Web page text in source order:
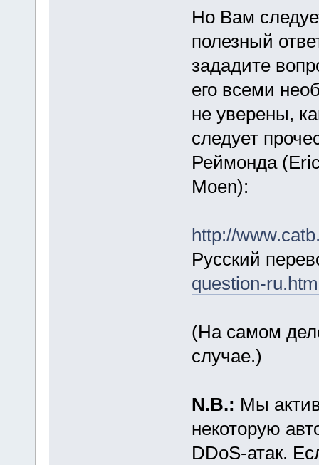
Но Вам
полезный
зададите
его всеми
не уверены,
следует
Реймонда
Moen):
http://
Русский
question-
(На самом
случае.)
N.B.: Мы
некоторую
DDoS-атак.